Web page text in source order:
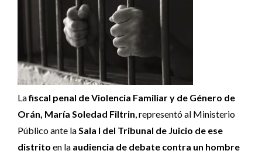
Lafiscal penal de Violencia Familiar y de Género de
Orán, María Soledad Filtrin, representó al Ministerio
Público ante laSala I del Tribunal de Juicio de ese
distrito en la audiencia de debate contra un hombre